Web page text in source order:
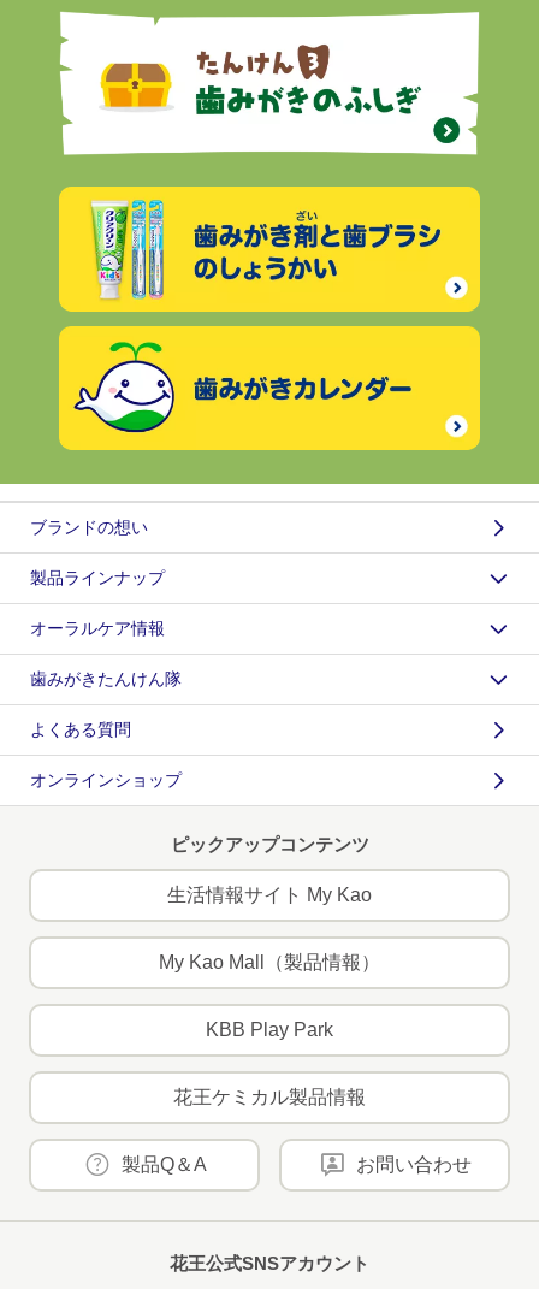
ブランドの想い
製品ラインナップ
オーラルケア情報
歯みがきたんけん隊
よくある質問
オンラインショップ
ピックアップコンテンツ
生活情報サイト My Kao
My Kao Mall（製品情報）
KBB Play Park
花王ケミカル製品情報
製品Q＆A お問い合わせ
花王公式SNSアカウント